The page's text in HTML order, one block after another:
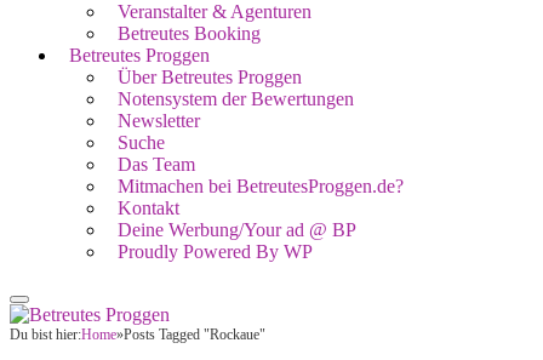
Veranstalter & Agenturen
Betreutes Booking
Betreutes Proggen
Über Betreutes Proggen
Notensystem der Bewertungen
Newsletter
Suche
Das Team
Mitmachen bei BetreutesProggen.de?
Kontakt
Deine Werbung/Your ad @ BP
Proudly Powered By WP
Du bist hier:Home»Posts Tagged "Rockaue"